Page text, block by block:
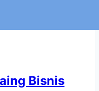
Bisnis